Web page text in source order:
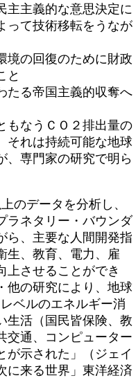
主義的な意思決定に
って技術移転をうなが
の回復のために財政
と
る帝国主義的収奪へ
なうＣＯ２排出量の
それは持続可能な地球
、専門家の研究で明ら
のデータを分析し、
ラネタリー・バウンダ
ら、主要な人間開発指
生、教育、電力、雇
上させることができ
他の研究により、地球
ベルのエネルギー消
生活（国民皆保険、教
交通、コンピューター
が示された」（ジェイ
に来る世界」東洋経済